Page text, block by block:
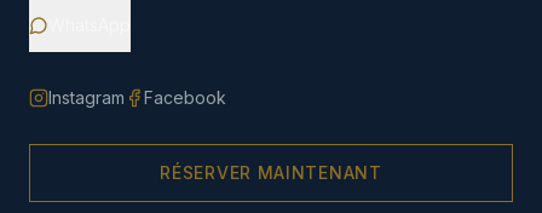
Instagram Facebook
RÉSERVER MAINTENANT